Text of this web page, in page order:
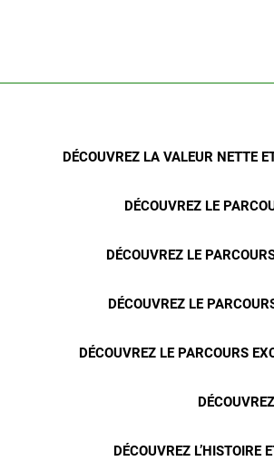
DÉCOUVREZ LA VALEUR NETTE
DÉCOUVREZ LE
DÉCOUVREZ LE
DÉCOUVREZ LE
DÉCOUVREZ LE PARCOURS
DÉCOUVREZ L’HISTOIRE